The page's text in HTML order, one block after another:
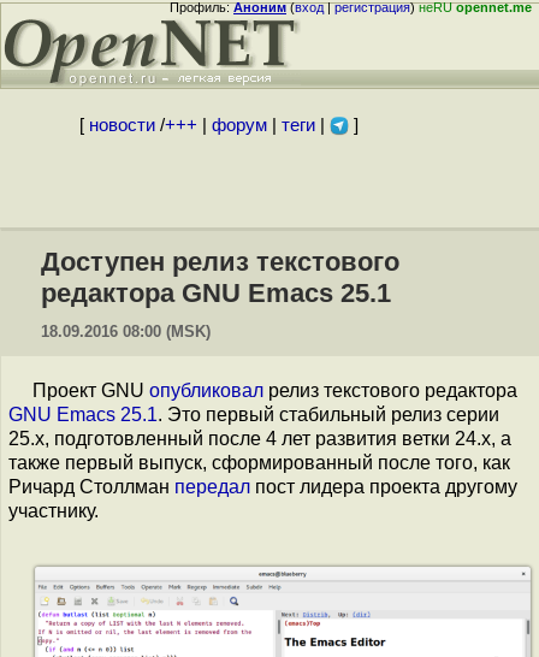
Профиль:Аноним(вход|регистрация)неRUopennet.me
[ новости/+++ форум| теги| ]
Доступен релиз текстового
редактора GNU Emacs 25.1
18.09.2016 08:00 (MSK)
Проект GNU опубликовал релиз текстового редактора
GNU Emacs 25.1. Это первый стабильный релиз серии
25.x, подготовленный после 4 лет развития ветки 24.x, а
также первый выпуск, сформированный после того, как
Ричард Столлман передал пост лидера проекта другому
участнику.